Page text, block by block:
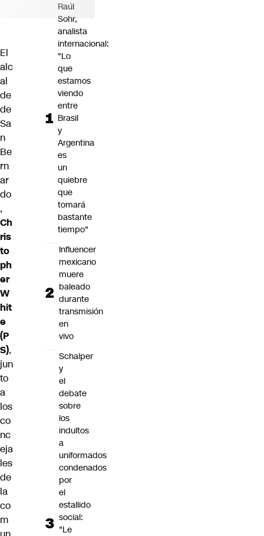
El
alc
al
de
de
Sa
n
Be
rn
ar
do
,
Ch
ris
to
ph
er
W
hit
e
(P
S),
jun
to
a
los
co
nc
eja
les
de
la
co
m
Raúl
Sohr,
analista
internacional:
"Lo
que
estamos
viendo
entre
Brasil
y
Argentina
es
un
quiebre
que
tomará
bastante
tiempo"
Influencer
mexicano
muere
baleado
durante
transmisión
en
vivo
Schalper
y
el
debate
sobre
los
indultos
a
uniformados
condenados
por
el
estallido
social:
"Le